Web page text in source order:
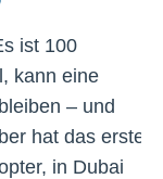
ist 100
kann eine
– und
hat das erste
in Dubai